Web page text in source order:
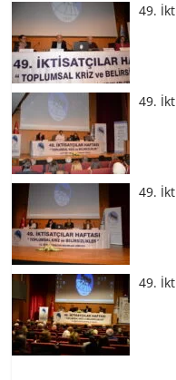
49.
49.
49.
49.
49.